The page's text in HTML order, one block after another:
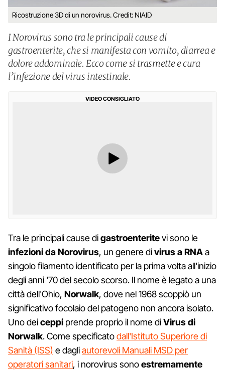
Ricostruzione 3D di un norovirus. Credit: NIAID
I Norovirus sono tra le principali cause di
gastroenterite, che si manifesta con vomito, diarrea e
dolore addominale. Ecco come si trasmette e cura
l’infezione del virus intestinale.
VIDEO CONSIGLIATO
Tra le principali cause digastroenteritevi sono le
infezioni da Norovirus, un genere divirus a RNAa
singolo filamento identificato per la prima volta all'inizio
degli anni '70 del secolo scorso. Il nome è legato a una
città dell'Ohio, Norwalk, dove nel 1968 scoppiò un
significativo focolaio del patogeno non ancora isolato.
Uno deiceppi prende proprio il nome diVirus di
Norwalk. Come specificatodall'Istituto Superiore di
Sanità (ISS) e dagliautorevoli Manuali MSD per
operatori sanitari, i norovirus sonoestremamente